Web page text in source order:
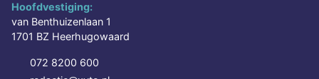
Hoofdvestiging:
van Benthuizenlaan 1
1701 BZ Heerhugowaard
072 8200 600